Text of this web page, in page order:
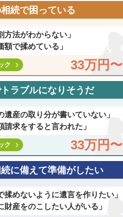
続で困っている
方法がわからない」
額で揉めている」
33万円〜
ク
ラブルになりそうだ
遺産の取り分が書いていない」
請求をすると言われた」
33万円〜
ク
に備えて準備がしたい
揉めないように遺言を作りたい」
財産をのこしたい人がいる」